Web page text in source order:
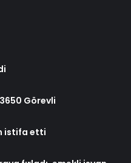
Görevli
istifa etti